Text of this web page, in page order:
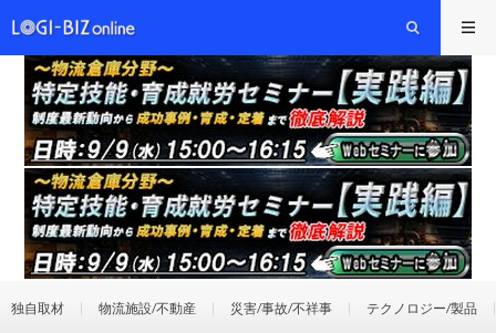
独自取材 物流施設/不動産 災害/事故/不祥事 テクノロジー/製品